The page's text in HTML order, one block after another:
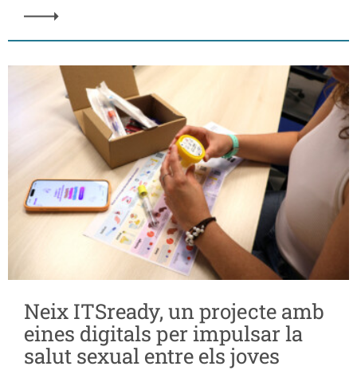
Neix ITSready, un projecte amb
eines digitals per impulsar la
salut sexual entre els joves